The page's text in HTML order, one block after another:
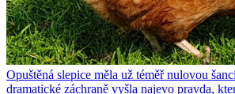
Opuštěná slepice měla už téměř nulovou
dramatické záchraně vyšla najevo pravda,